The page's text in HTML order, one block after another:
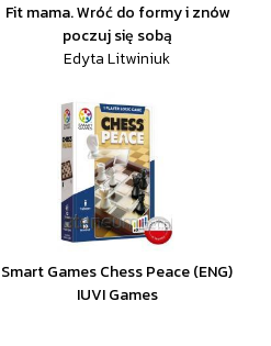
Fit mama. Wróć do formy i znów
poczuj się sobą
Edyta Litwiniuk
Smart Games Chess Peace (ENG)
IUVI Games